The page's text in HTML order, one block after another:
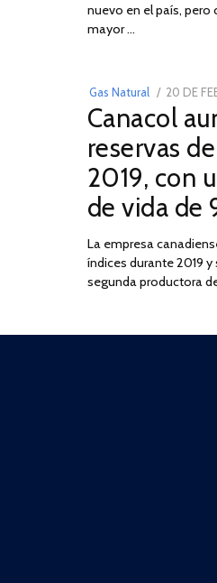
nuevo en el país, pero
mayor …
Gas Natural
POSTED
ON
20 DE
Canacol
reservas
2019, con
de vida de
La empresa
índices durante 2019
segunda productora